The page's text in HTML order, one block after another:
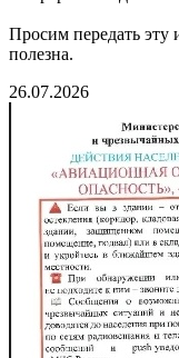
Просим передать
полезна.
26.07.2026